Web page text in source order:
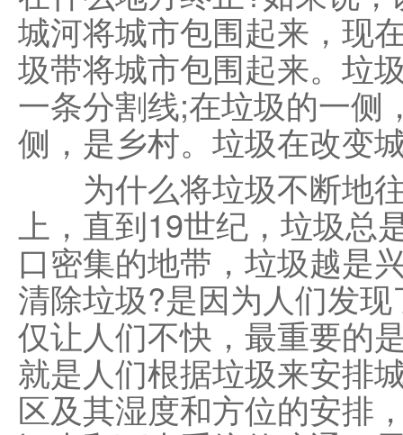
城河将城市包围起来，现
圾带将城市包围起来。垃
一条分割线;在垃圾的一侧
侧，是乡村。垃圾在改变
为什么将垃圾不断地往
上，直到19世纪，垃圾总
口密集的地带，垃圾越是
清除垃圾?是因为人们发
仅让人们不快，最重要的
就是人们根据垃圾来安排
区及其湿度和方位的安排